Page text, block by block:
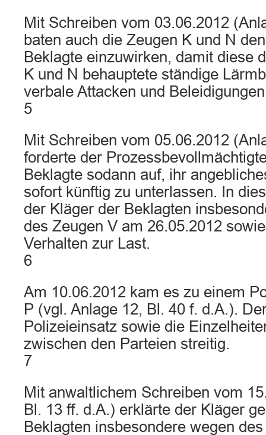
Mit Schreiben vom 03.06.2012
baten auch die Zeugen K und N
Beklagte einzuwirken, damit diese
K und N behauptete ständige
verbale Attacken und
5
Mit Schreiben vom 05.06.2012
forderte der
Beklagte sodann auf, ihr
sofort künftig zu unterlassen. In
der Kläger der Beklagten
des Zeugen V am 26.05.2012
Verhalten zur Last.
6
Am 10.06.2012 kam es zu einem
P (vgl. Anlage 12, Bl. 40 f. d.A.).
Polizeieinsatz sowie die
zwischen den Parteien streitig.
7
Mit anwaltlichem Schreiben vom
Bl. 13 ff. d.A.) erklärte der Kläger
Beklagten insbesondere wegen